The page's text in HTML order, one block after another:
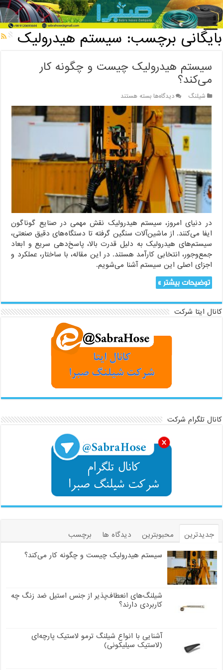
خانه / بایگانی برچسب: سیستم هیدرولیک
بایگانی برچسب: سیستم هیدرولیک
سیستم هیدرولیک چیست و چگونه کار
می‌کند؟
شیلنگ دیدگاه‌هابرای
سیستم
هیدرولیک
چیست
و
چگونه
کار
می‌کند؟
بسته هستند
در دنیای امروز، سیستم هیدرولیک نقش مهمی در صنایع گوناگون
ایفا می‌کنند. از ماشین‌آلات سنگین گرفته تا دستگاه‌های دقیق صنعتی،
سیستم‌های هیدرولیک به دلیل قدرت بالا، پاسخ‌دهی سریع و ابعاد
جمع‌وجور، انتخابی کارآمد هستند. در این مقاله، با ساختار، عملکرد و
اجزای اصلی این سیستم آشنا می‌شویم.
توضیحات بیشتر »
کانال ایتا شرکت
کانال تلگرام شرکت
جدیدترین محبوبترین دیدگاه ها
برچسب
سیستم هیدرولیک چیست و چگونه کار می‌کند؟
شیلنگ‌های انعطاف‌پذیر از جنس استیل ضد زنگ چه
کاربردی دارند؟
آشنایی با انواع شیلنگ ترمو لاستیک پارچه‌ای
(لاستیک سیلیکونی)